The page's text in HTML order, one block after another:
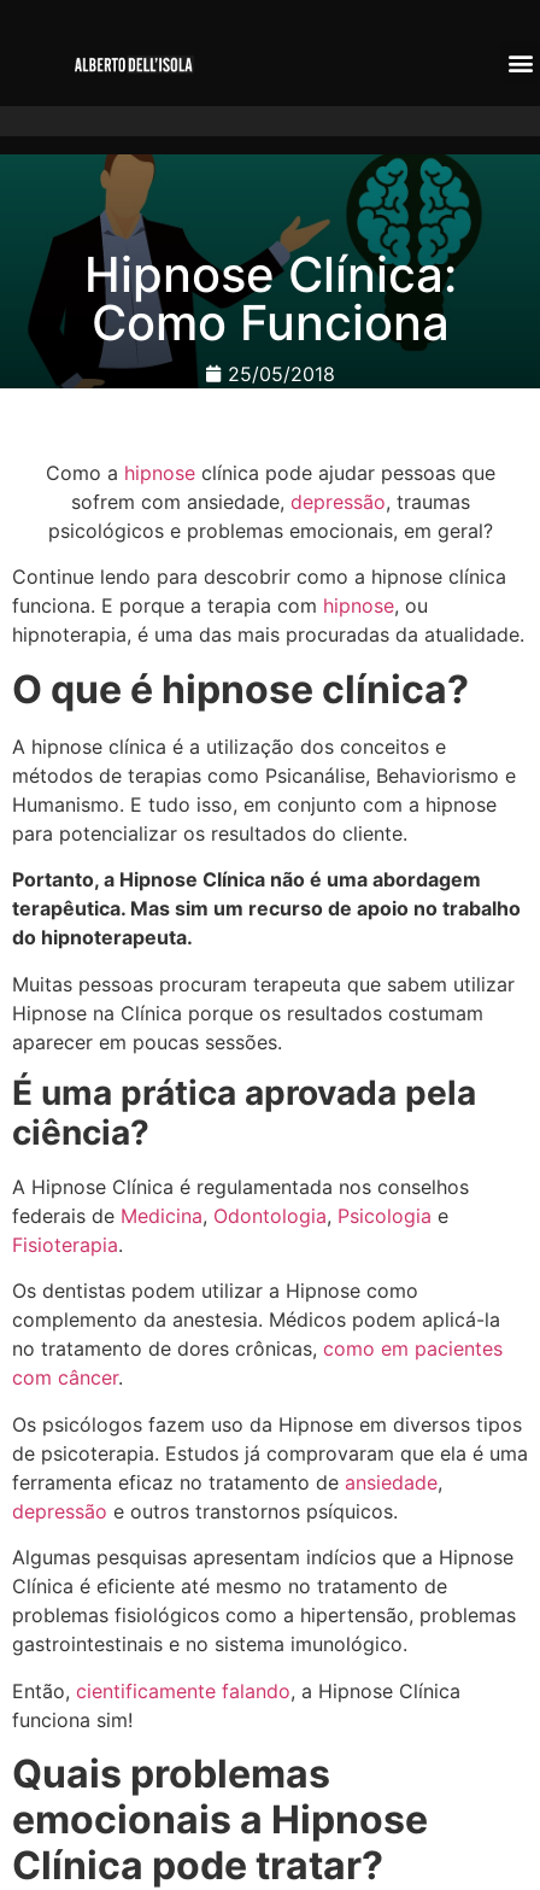
Hipnose Clínica:
Como Funciona
25/05/2018
Como a hipnoseclínica pode ajudar pessoas que
sofrem com ansiedade, depressão, traumas
psicológicos e problemas emocionais, em geral?
Continue lendo para descobrir como a hipnose clínica
funciona. E porque a terapia com hipnose, ou
hipnoterapia, é uma das mais procuradas da atualidade.
O que é hipnose clínica?
A hipnose clínica é a utilização dos conceitos e
métodos de terapias como Psicanálise, Behaviorismo e
Humanismo. E tudo isso, em conjunto com a hipnose
para potencializar os resultados do cliente.
Portanto, a Hipnose Clínica não é uma abordagem
terapêutica. Mas sim um recurso de apoio no trabalho
do hipnoterapeuta.
Muitas pessoas procuram terapeuta que sabem utilizar
Hipnose na Clínica porque os resultados costumam
aparecer em poucas sessões.
É uma prática aprovada pela
ciência?
A Hipnose Clínica é regulamentada nos conselhos
federais de Medicina, Odontologia, Psicologia e
Fisioterapia.
Os dentistas podem utilizar a Hipnose como
complemento da anestesia. Médicos podem aplicá-la
no tratamento de dores crônicas, como em pacientes
com câncer.
Os psicólogos fazem uso da Hipnose em diversos tipos
de psicoterapia. Estudos já comprovaram que ela é uma
ferramenta eficaz no tratamento de ansiedade,
depressão e outros transtornos psíquicos.
Algumas pesquisas apresentam indícios que a Hipnose
Clínica é eficiente até mesmo no tratamento de
problemas fisiológicos como a hipertensão, problemas
gastrointestinais e no sistema imunológico.
Então, cientificamente falando, a Hipnose Clínica
funciona sim!
Quais problemas
emocionais a Hipnose
Clínica pode tratar?